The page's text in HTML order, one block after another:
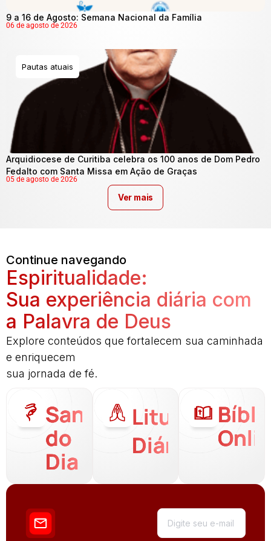
9 a 16 de Agosto: Semana Nacional da Família
06 de agosto de 2026
Pautas atuais
Arquidiocese de Curitiba celebra os 100 anos de Dom Pedro
Fedalto com Santa Missa em Ação de Graças
05 de agosto de 2026
Ver mais
Continue navegando
Espiritualidade:
Sua experiência diária com
a Palavra de Deus
Explore conteúdos que fortalecem sua caminhada
e enriquecem
sua jornada de fé.
Santo
do
Dia
Liturgia
Diária